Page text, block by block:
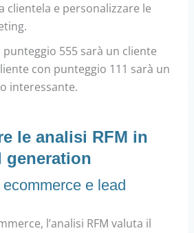
clientela e personalizzare le
555 sarà un cliente
con punteggio 111 sarà un
interessante.
le analisi RFM in
generation
e lead
l’analisi RFM valuta il